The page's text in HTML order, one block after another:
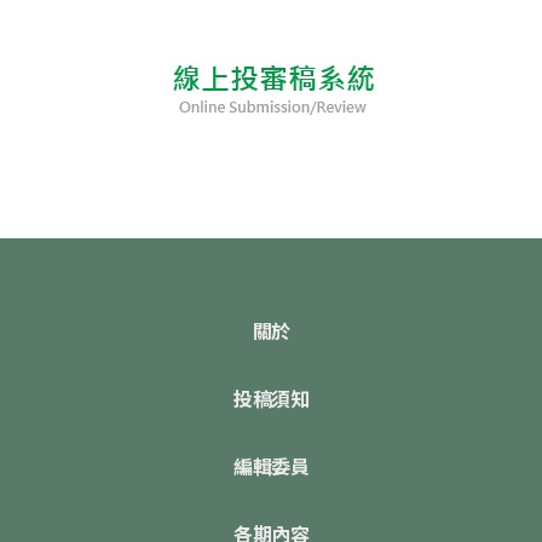
關於
投稿須知
編輯委員
各期內容